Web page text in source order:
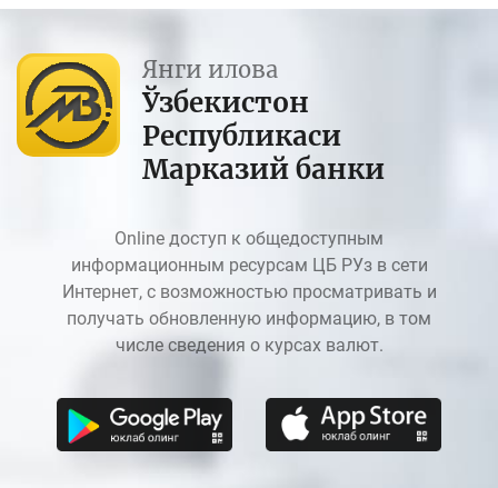
Янги илова
Ўзбекистон
Республикаси
Марказий банки
Online доступ к общедоступным
информационным ресурсам ЦБ РУз в сети
Интернет, с возможностью просматривать и
получать обновленную информацию, в том
числе сведения о курсах валют.